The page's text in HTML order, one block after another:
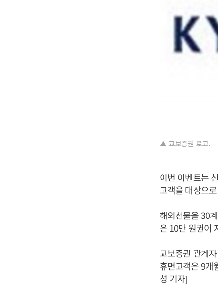
▲ 교보증권 로고.
이번 이벤트는
고객을 대상으
해외선물을 30
은 10만 원권이
교보증권 관계
휴면고객은 9개
성 기자]